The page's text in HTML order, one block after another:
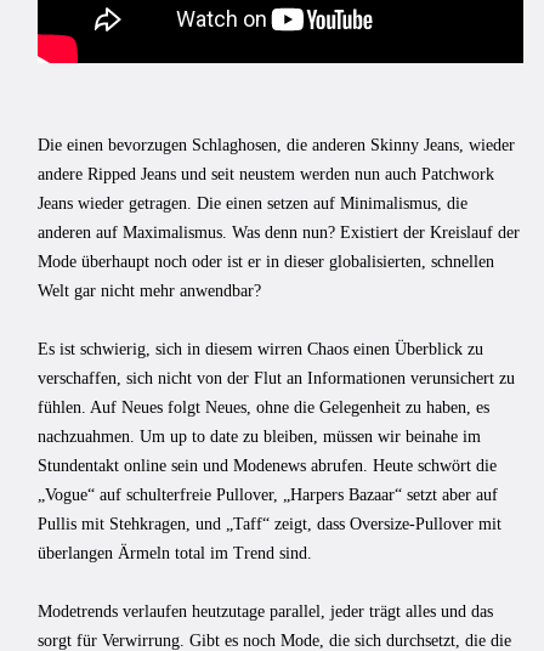
Die einen bevorzugen Schlaghosen, die anderen Skinny Jeans, wieder
andere Ripped Jeans und seit neustem werden nun auch Patchwork
Jeans wieder getragen. Die einen setzen auf Minimalismus, die
anderen auf Maximalismus. Was denn nun? Existiert der Kreislauf der
Mode überhaupt noch oder ist er in dieser globalisierten, schnellen
Welt gar nicht mehr anwendbar?
Es ist schwierig, sich in diesem wirren Chaos einen Überblick zu
verschaffen, sich nicht von der Flut an Informationen verunsichert zu
fühlen. Auf Neues folgt Neues, ohne die Gelegenheit zu haben, es
nachzuahmen. Um up to date zu bleiben, müssen wir beinahe im
Stundentakt online sein und Modenews abrufen. Heute schwört die
„Vogue“ auf schulterfreie Pullover, „Harpers Bazaar“ setzt aber auf
Pullis mit Stehkragen, und „Taff“ zeigt, dass Oversize-Pullover mit
überlangen Ärmeln total im Trend sind.
Modetrends verlaufen heutzutage parallel, jeder trägt alles und das
sorgt für Verwirrung. Gibt es noch Mode, die sich durchsetzt, die die